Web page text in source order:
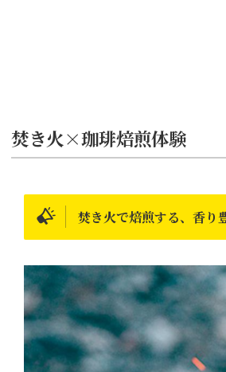
焚き火×珈琲焙煎体験
焚き火で焙煎する、香り